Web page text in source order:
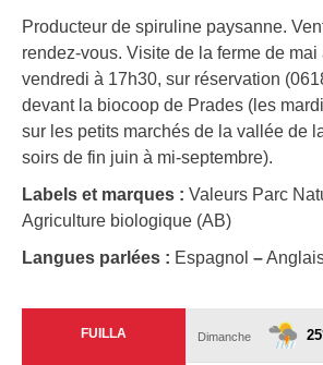
Producteur de spiruline paysanne.
rendez-vous. Visite de la ferme de mai
vendredi à 17h30, sur réservation
devant la biocoop de Prades (les
sur les petits marchés de la vallée de
soirs de fin juin à mi-septembre).
Labels et marques : Valeurs Parc
Agriculture biologique (AB)
Langues parlées : Espagnol –